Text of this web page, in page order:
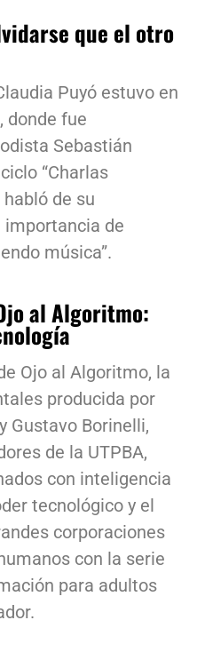
que el otro
Puyó estuvo en
donde fue
Sebastián
“Charlas
de su
de
música”.
al Algoritmo:
Ojo al Algoritmo, la
producida por
Gustavo Borinelli,
de la UTPBA,
con inteligencia
tecnológico y el
corporaciones
con la serie
para adultos